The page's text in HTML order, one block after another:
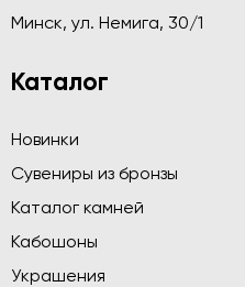
Минск, ул. Немига, 30/1
Каталог
Новинки
Сувениры из бронзы
Каталог камней
Кабошоны
Украшения